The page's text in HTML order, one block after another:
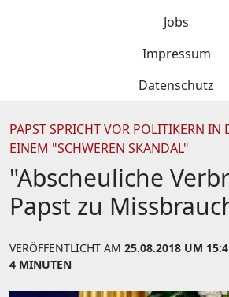
Jobs
Impressum
Datenschutz
PAPST SPRICHT VOR POLITIKERN IN
EINEM "SCHWEREN SKANDAL"
"Abscheuliche
Papst zu
VERÖFFENTLICHT AM 25.08.2018 UM
4 MINUTEN